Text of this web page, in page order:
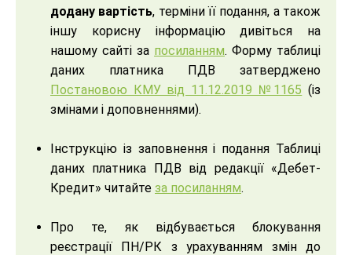
додану вартість, терміни її подання, а також
іншу корисну інформацію дивіться на
нашому сайті за посиланням. Форму таблиці
даних платника ПДВ затверджено
Постановою КМУ від 11.12.2019 №1165 (із
змінами і доповненнями).
Інструкцію із заповнення і подання Таблиці
даних платника ПДВ від редакції «Дебет-
Кредит» читайте за посиланням.
Про те, як відбувається блокування
реєстрації ПН/РК з урахуванням змін до